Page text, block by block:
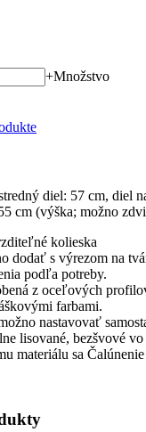
+Množstvo
diel: 57 cm, diel
cm (výška; možno
kolieska
dodať s výrezom na
podľa potreby.
z oceľových
farbami.
nastavovať
lisované, bezšvové
materiálu sa